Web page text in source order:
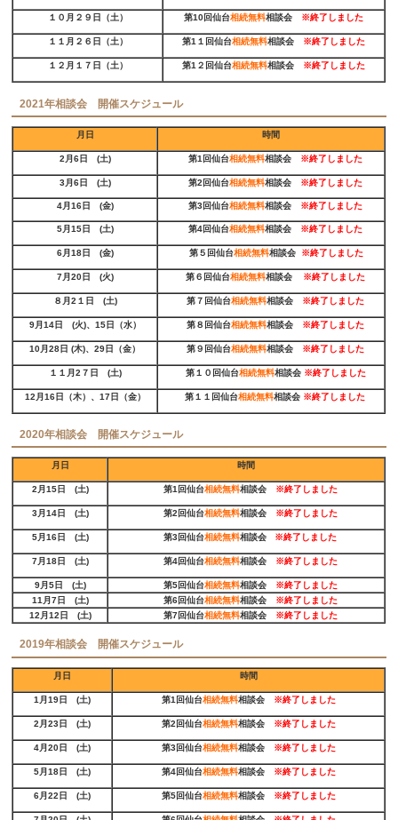
１０月２９日（土） 第10回仙台相続無料相談会 ※終了しました
１１月２６日（土） 第1１回仙台相続無料相談会 ※終了しました
１２月１７日（土） 第1２回仙台相続無料相談会 ※終了しました
2021年相談会 開催スケジュール
月日 時間
2月6日 (土) 第1回仙台相続無料相談会 ※終了しました
3月6日 (土) 第2回仙台相続無料相談会 ※終了しました
4月16日 (金) 第3回仙台相続無料相談会 ※終了しました
5月15日 (土) 第4回仙台相続無料相談会 ※終了しました
6月18日 (金) 第５回仙台相続無料相談会 ※終了しました
7月20日 (火) 第６回仙台相続無料相談会 ※終了しました
８月2１日 (土) 第７回仙台相続無料相談会 ※終了しました
9月14日 (火)、15日（水） 第８回仙台相続無料相談会 ※終了しました
10月28日 (木)、29日（金） 第９回仙台相続無料相談会 ※終了しました
１１月2７日 (土) 第１０回仙台相続無料相談会 ※終了しました
12月16日（木）、17日（金） 第１１回仙台相続無料相談会 ※終了しました
2020年相談会 開催スケジュール
月日 時間
2月15日 (土) 第1回仙台相続無料相談会 ※終了しました
3月14日 (土) 第2回仙台相続無料相談会 ※終了しました
5月16日 (土) 第3回仙台相続無料相談会 ※終了しました
7月18日 (土) 第4回仙台相続無料相談会 ※終了しました
9月5日 (土) 第5回仙台相続無料相談会 ※終了しました
11 月7日 (土) 第6回仙台相続無料相談会 ※終了しました
12月12日 (土)
第7回仙台相続無料相談会 ※終了しました
2019年相談会 開催スケジュール
月日 時間
1月19日 (土) 第1回仙台相続無料相談会 ※終了しました
2月23日 (土) 第2回仙台相続無料相談会 ※終了しました
4月20日 (土) 第3回仙台相続無料相談会 ※終了しました
5月18日 (土) 第4回仙台相続無料相談会 ※終了しました
6月22日 (土) 第5回仙台相続無料相談会 ※終了しました